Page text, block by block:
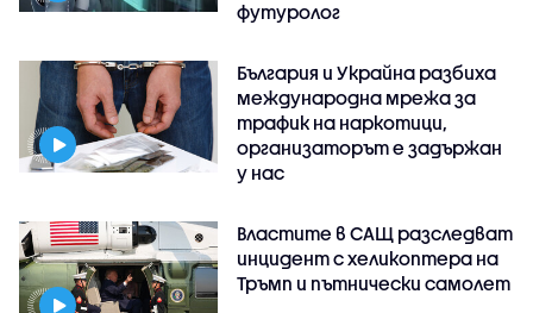
футуролог
България и Украйна разбиха
международна мрежа за
трафик на наркотици,
организаторът е задържан
у нас
Властите в САЩ разследват
инцидент с хеликоптера на
Тръмп и пътнически самолет